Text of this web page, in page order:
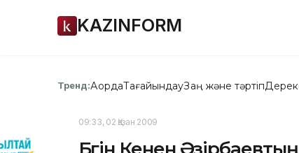
KAZINFORM
Тренд:АқордаТағайындауЗаң және тәртіп
09:33, 02 Қазан 2009